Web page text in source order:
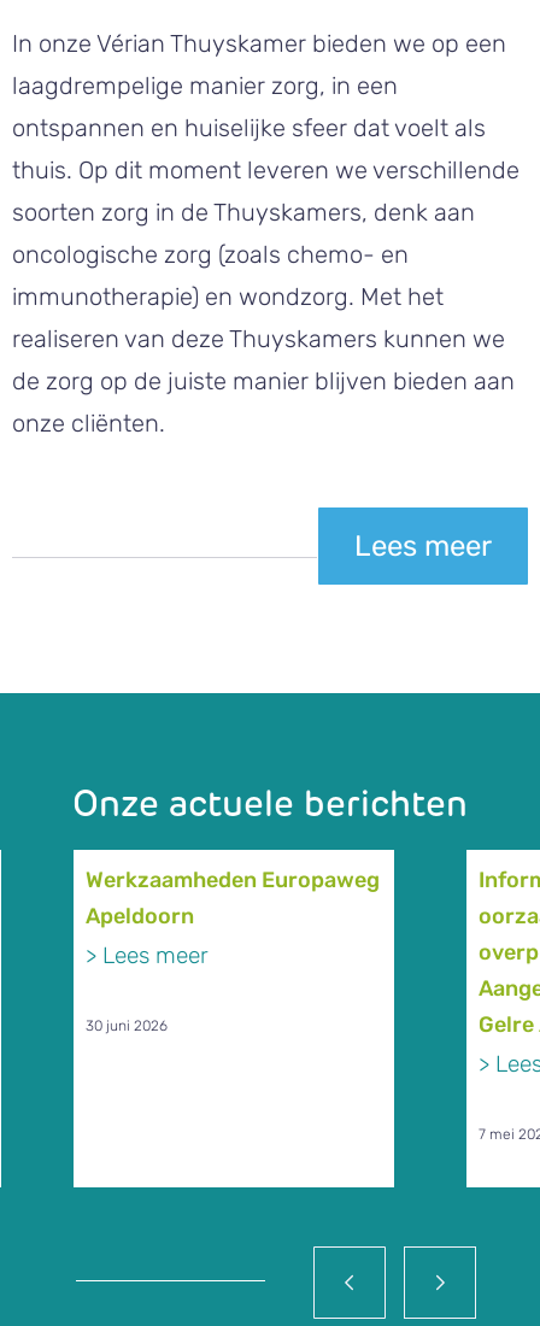
In onze Vérian Thuyskamer bieden we op een
laagdrempelige manier zorg, in een
ontspannen en huiselijke sfeer dat voelt als
thuis. Op dit moment leveren we verschillende
soorten zorg in de Thuyskamers, denk aan
oncologische zorg (zoals chemo- en
immunotherapie) en wondzorg. Met het
realiseren van deze Thuyskamers kunnen we
de zorg op de juiste manier blijven bieden aan
onze cliënten.
Lees meer
Onze actuele berichten
Werkzaamheden Europaweg
Apeldoorn
> Lees meer
30 juni 2026
>
7 mei